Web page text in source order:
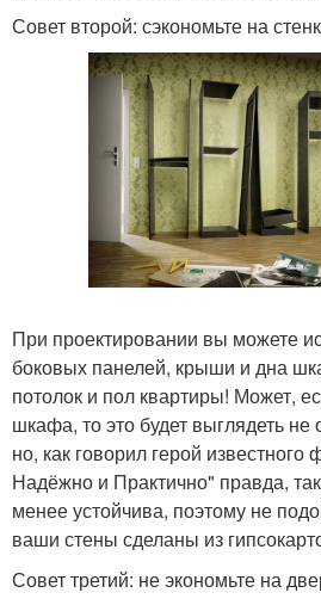
Совет второй: сэкономьте на
При проектировании вы можете
боковых панелей, крыши и дна
потолок и пол квартиры! Может,
шкафа, то это будет выглядеть не
но, как говорил герой
Надёжно и Практично" правда,
менее устойчива, поэтому не
ваши стены сделаны из
Совет третий: не экономьте на